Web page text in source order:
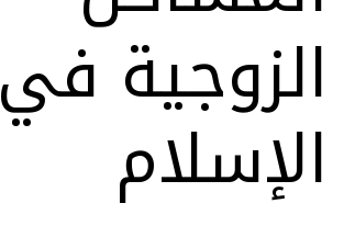
الزوجية في
الإسلام